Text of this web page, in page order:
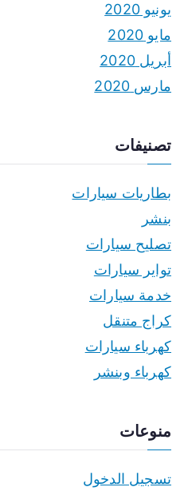
يونيو 2020
مايو 2020
أبريل 2020
مارس 2020
تصنيفات
بطاريات سيارات
بنشر
تصليح سيارات
تواير سيارات
خدمة سيارات
كراج متنقل
كهرباء سيارات
كهرباء وبنشر
منوعات
تسجيل الدخول